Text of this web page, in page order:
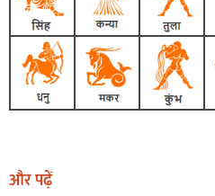
और पढ़ें